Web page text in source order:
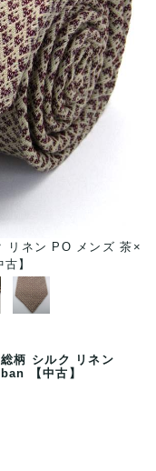
リネン PO メンズ 茶×
】
柄 シルク リネン
【中古】